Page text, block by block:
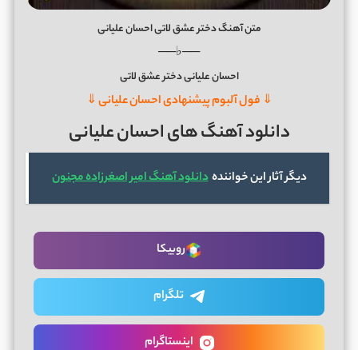
متن آهنگ دختر عشق لاتی احسان علیانی
──♭──
احسان علیانی دختر عشق لاتی
⇓ فول آلبوم پیشنهادی احسان علیانی ⇓
دانلود آهنگ های احسان علیانی
دیگر آثار این خوانندهدانلود آهنگ امیر اصغرزاده مجنون
روبیکا
تلگرام
اینستاگرام